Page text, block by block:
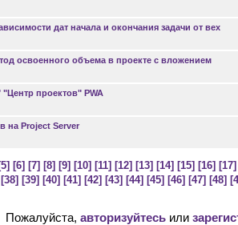
дат начала и окончания задачи от вех
освоенного объема в проекте с вложением
проектов" PWA
на Project Server
[5] [6] [7] [8] [9] [10] [11] [12] [13] [14] [15] [16] [17]
[38] [39] [40] [41] [42] [43] [44] [45] [46] [47] [48]
Пожалуйста, авторизуйтесьили